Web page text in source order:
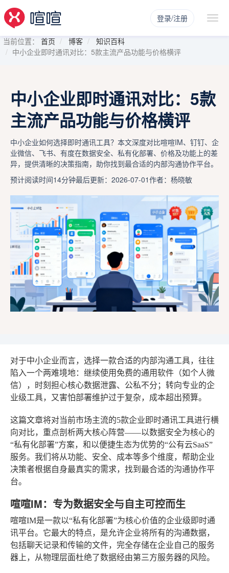
登录/注册
当前位置： 首页 博客
知识百科
中小企业即时通讯对比：5款主流产品功能与价格横评
中小企业即时通讯对比：5款
主流产品功能与价格横评
中小企业如何选择即时通讯工具？本文深度对比喧喧IM、钉钉、企
业微信、飞书、有度在数据安全、私有化部署、价格及功能上的差
异，提供清晰的决策指南，助你找到最合适的内部沟通协作平台。
预计阅读时间14分钟最后更新：2026-07-01作者：杨晓敏
对于中小企业而言，选择一款合适的内部沟通工具，往往
陷入一个两难境地：继续使用免费的通用软件（如个人微
信），时刻担心核心数据泄露、公私不分；转向专业的企
业级工具，又害怕部署维护过于复杂，成本超出预算。
这篇文章将对当前市场主流的5款企业即时通讯工具进行横
向对比，重点剖析两大核心阵营——以数据安全为核心的
“私有化部署”方案，和以便捷生态为优势的“公有云SaaS”
服务。我们将从功能、安全、成本等多个维度，帮助企业
决策者根据自身最真实的需求，找到最合适的沟通协作平
台。
喧喧IM：专为数据安全与自主可控而生
喧喧IM是一款以“私有化部署”为核心价值的企业级即时通
讯平台。它最大的特点，是允许企业将所有的沟通数据，
包括聊天记录和传输的文件，完全存储在企业自己的服务
器上，从物理层面杜绝了数据经由第三方服务器的风险。